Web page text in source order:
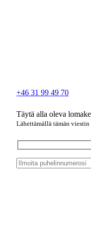
+46 31 99 49 70
Täytä alla oleva
Lähettämällä tämän